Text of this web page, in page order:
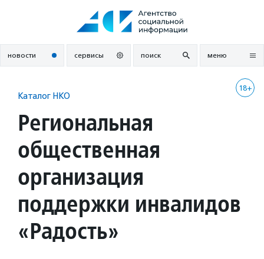
новости сервисы поиск меню
18+
Каталог НКО
Региональная
общественная
организация
поддержки инвалидов
«Радость»